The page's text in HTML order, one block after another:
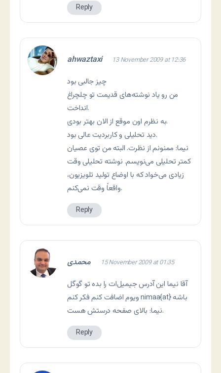
Reply
ahwaztaxi 13 November 2009 at 12:36
چیز جالبی بود
من رو یاد نوشته‌های قدیمت تو چلچراغ
انداخت.
به نظرم اون موقع از الان بهتر بودی.
دید تحلیلی و کاربردیت عالی بود.
نیما: ممنونم از نظرت. البته من توی عصیان
کمتر تحلیلی می‌نویسم. نوشته تحلیلی وقت
زیادی می‌خواد که با اوضاع تولید تلویزیون،
واقعاً وقت نمی‌کنم.
Reply
محمدی 15 November 2009 at 01:35
آقا نیما این آدرس جیمیل‌ات را بده تو گوگل
ویوم اضافت کنم فکر کنم nimaa{at} باشه
نیما: بالای صفحه درستش هست.
Reply